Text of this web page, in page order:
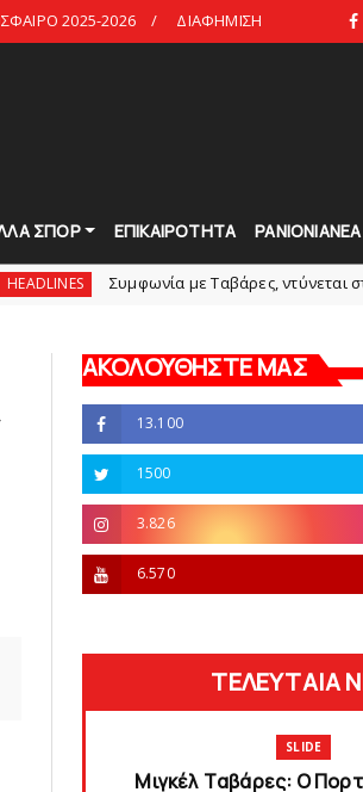
2025-2026 ΔΙΑΦΗΜΙΣΗ
ΣΠΟΡ ΕΠΙΚΑΙΡΟΤΗΤΑ
Συμφωνία με Tαβάρες, ντύνεται στα
ΑΚΟΛΟΥΘΗΣΤΕ ΜΑΣ
13.100
1500
3.826
6.570
ΤΕΛΕΥΤΑΙΑ
SLIDE
Mιγκέλ Tαβάρες: O